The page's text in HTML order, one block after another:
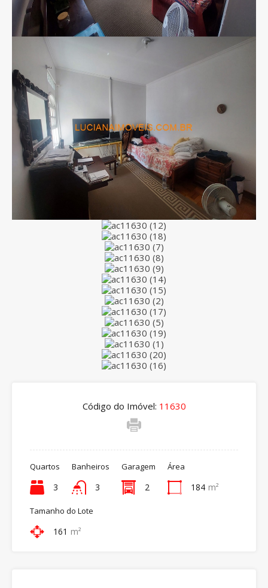
Código do Imóvel: 11630
Quartos
3
Banheiros
3
Garagem
2
Área
184 m²
Tamanho do Lote
161 m²